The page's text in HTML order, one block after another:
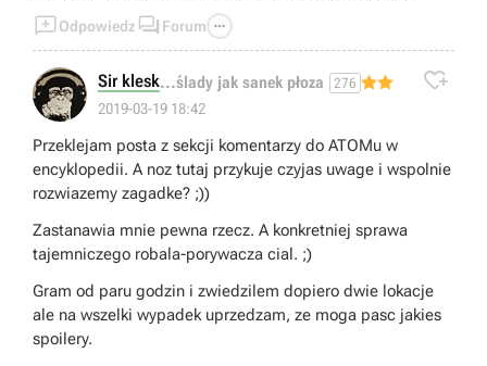
Odpowiedz  Forum 
Sir klesk...ślady jak sanek płoza 276
2019-03-19 18:42

Przeklejam posta z sekcji komentarzy do ATOMu w
encyklopedii. A noz tutaj przykuje czyjas uwage i wspolnie
rozwiazemy zagadke? ;))
Zastanawia mnie pewna rzecz. A konkretniej sprawa
tajemniczego robala-porywacza cial. ;)
Gram od paru godzin i zwiedzilem dopiero dwie lokacje
ale na wszelki wypadek uprzedzam, ze moga pasc jakies
spoilery.